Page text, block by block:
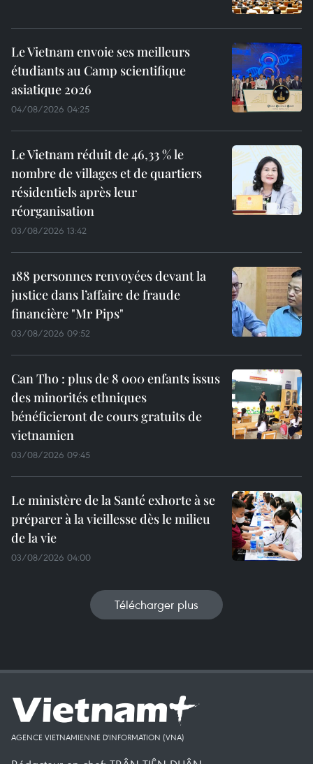
Le Vietnam envoie ses meilleurs
étudiants au Camp scientifique
asiatique 2026
04/08/2026 04:25
Le Vietnam réduit de 46,33 % le
nombre de villages et de quartiers
résidentiels après leur
réorganisation
03/08/2026 13:42
188 personnes renvoyées devant la
justice dans l’affaire de fraude
financière "Mr Pips"
03/08/2026 09:52
Can Tho : plus de 8 000 enfants issus
des minorités ethniques
bénéficieront de cours gratuits de
vietnamien
03/08/2026 09:45
Le ministère de la Santé exhorte à se
préparer à la vieillesse dès le milieu
de la vie
03/08/2026 04:00
Télécharger plus
AGENCE VIETNAMIENNE D'INFORMATION (VNA)